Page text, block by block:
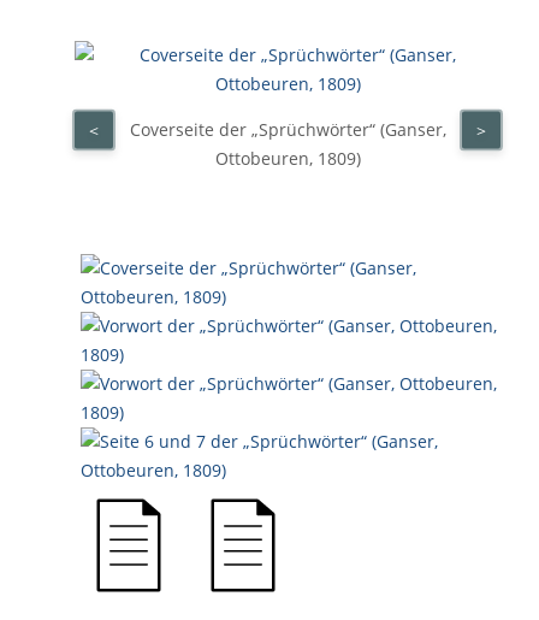
Coverseite der „Sprüchwörter“ (Ganser,
Ottobeuren, 1809)
< >